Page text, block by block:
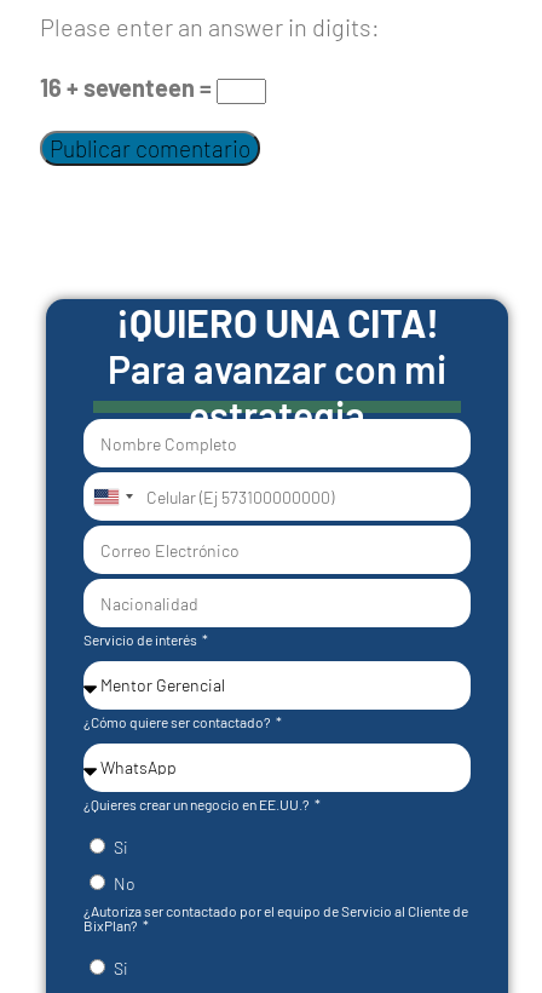
Please enter an answer in digits:
16 + seventeen =
¡QUIERO UNA CITA!
Para avanzar con mi
estrategia
United
States
+1
Servicio de interés
¿Cómo quiere ser contactado?
¿Quieres crear un negocio en EE.UU.?
Si
No
¿Autoriza ser contactado por el equipo de Servicio al Cliente de
BixPlan?
Si